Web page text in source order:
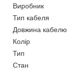
Виробник
Тип кабеля
Довжина кабелю
Колір
Тип
Стан